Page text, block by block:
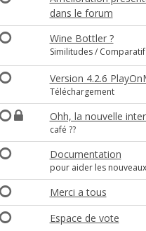
dans le forum
Wine Bottler ?
Similitudes / Comparatif
Version 4.2.6
Téléchargement
Ohh, la nouvelle
café ??
Documentation
pour aider les
Merci a tous
Espace de vote